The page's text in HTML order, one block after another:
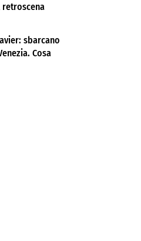
retroscena
sbarcano
Cosa